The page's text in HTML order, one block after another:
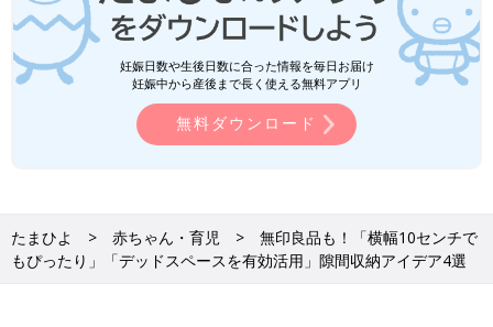
妊娠日数や生後日数に合った情報を毎日お届け
妊娠中から産後まで長く使える無料アプリ
無料ダウンロード
たまひよ 赤ちゃん・育児
無印良品も！「横幅10センチで
もぴったり」「デッドスペースを有効活用」隙間収納アイデア4選